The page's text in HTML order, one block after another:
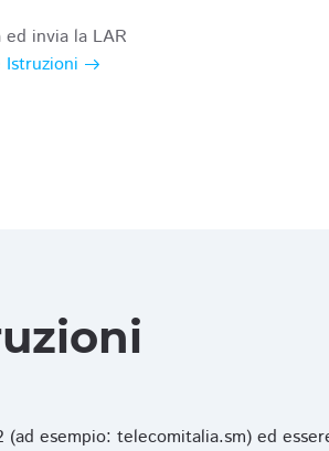
ed invia la LAR
Istruzioni
esempio: telecomitalia.sm) ed